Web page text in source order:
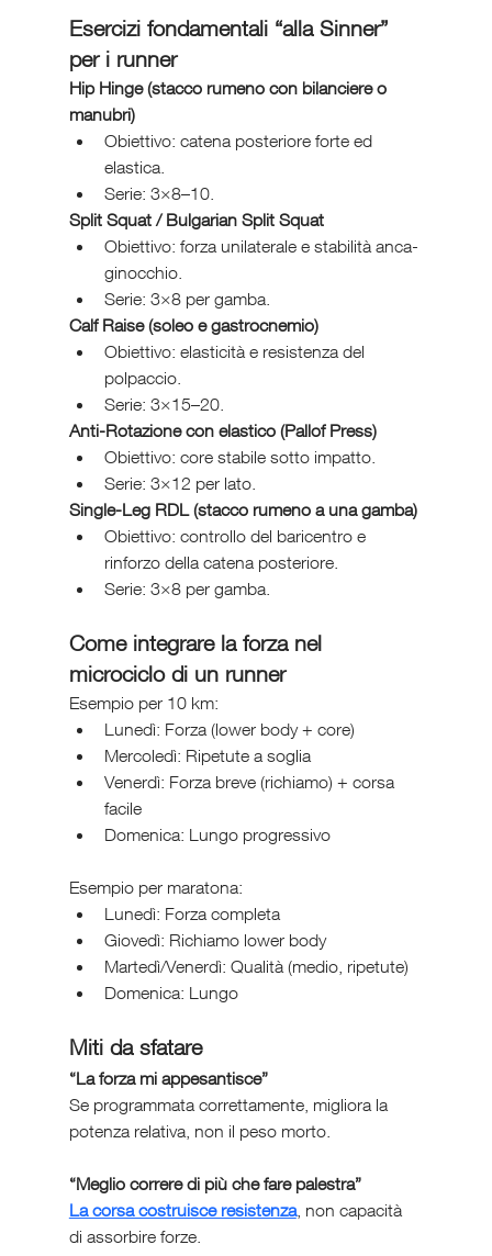
Esercizi fondamentali “alla Sinner”
per i runner
Hip Hinge (stacco rumeno con bilanciere o
manubri)
Obiettivo: catena posteriore forte ed
elastica.
Serie: 3×8–10.
Split Squat / Bulgarian Split Squat
Obiettivo: forza unilaterale e stabilità anca-
ginocchio.
Serie: 3×8 per gamba.
Calf Raise (soleo e gastrocnemio)
Obiettivo: elasticità e resistenza del
polpaccio.
Serie: 3×15–20.
Anti-Rotazione con elastico (Pallof Press)
Obiettivo: core stabile sotto impatto.
Serie: 3×12 per lato.
Single-Leg RDL (stacco rumeno a una gamba)
Obiettivo: controllo del baricentro e
rinforzo della catena posteriore.
Serie: 3×8 per gamba.
Come integrare la forza nel
microciclo di un runner
Esempio per 10 km:
Lunedì: Forza (lower body + core)
Mercoledì: Ripetute a soglia
Venerdì: Forza breve (richiamo) + corsa
facile
Domenica: Lungo progressivo
Esempio per maratona:
Lunedì: Forza completa
Giovedì: Richiamo lower body
Martedì/Venerdì: Qualità (medio, ripetute)
Domenica: Lungo
Miti da sfatare
“La forza mi appesantisce”
Se programmata correttamente, migliora la
potenza relativa, non il peso morto.
“Meglio correre di più che fare palestra”
La corsa costruisce resistenza, non capacità
di assorbire forze.